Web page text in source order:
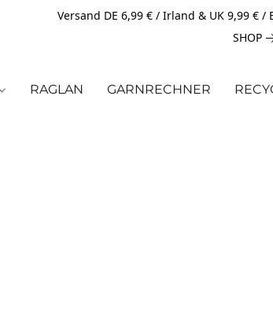
Versand DE 6,99 € / Irland & UK 9,99 € /
SHOP
RAGLAN GARNRECHNER